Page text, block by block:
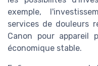
exemple,
services de douleurs
Canon pour appareil
économique stable.